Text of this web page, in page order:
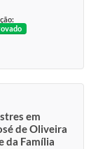
em
de Oliveira
da Família